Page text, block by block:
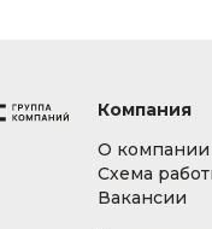
Компания
О компании
Схема
Вакансии